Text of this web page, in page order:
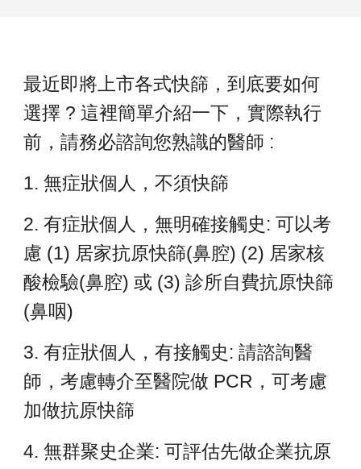
最近即將上市各式快篩，到底要如何
選擇 ? 這裡簡單介紹一下，實際執行
前，請務必諮詢您熟識的醫師 :
1. 無症狀個人，不須快篩
2. 有症狀個人，無明確接觸史: 可以考
慮 (1) 居家抗原快篩(鼻腔) (2) 居家核
酸檢驗(鼻腔) 或 (3) 診所自費抗原快篩
(鼻咽)
3. 有症狀個人，有接觸史: 請諮詢醫
師，考慮轉介至醫院做 PCR，可考慮
加做抗原快篩
4. 無群聚史企業: 可評估先做企業抗原